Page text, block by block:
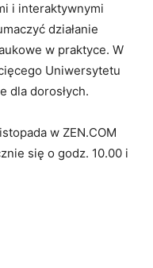
i interaktywnymi
działanie
w praktyce. W
Uniwersytetu
dla dorosłych.
w ZEN.COM
się o godz. 10.00 i